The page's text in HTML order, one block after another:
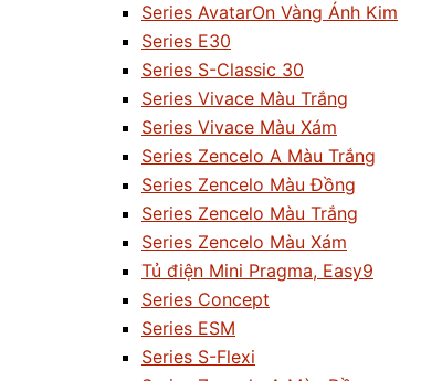
Series AvatarOn Vàng Ánh Kim
Series E30
Series S-Classic 30
Series Vivace Màu Trắng
Series Vivace Màu Xám
Series Zencelo A Màu Trắng
Series Zencelo Màu Đồng
Series Zencelo Màu Trắng
Series Zencelo Màu Xám
Tủ điện Mini Pragma, Easy9
Series Concept
Series ESM
Series S-Flexi